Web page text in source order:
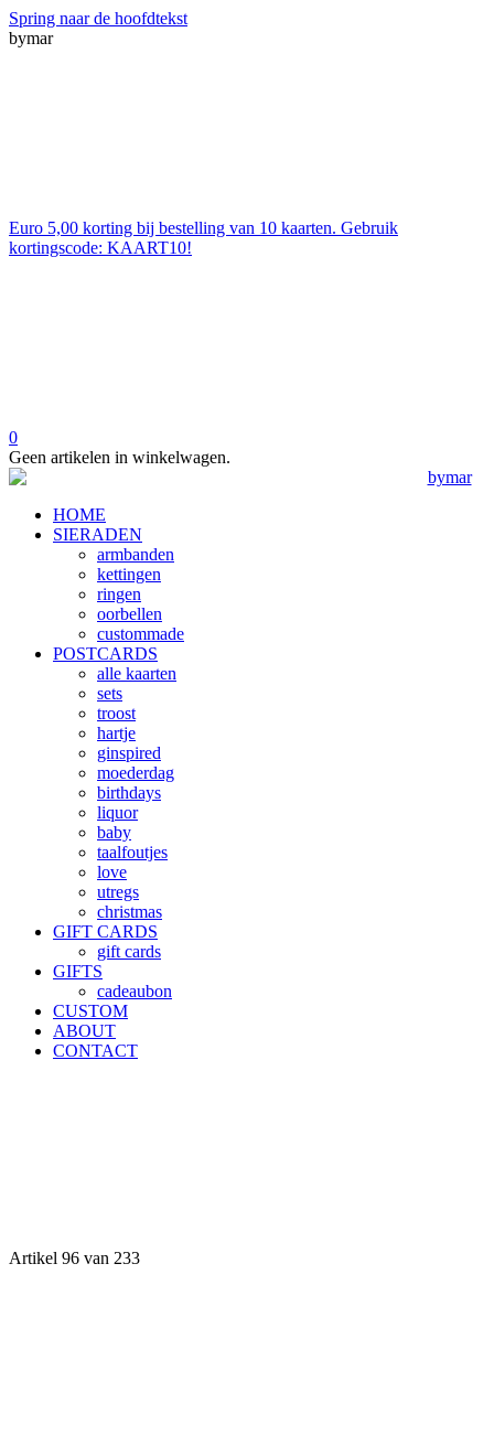
Spring naar de hoofdtekst
bymar
Euro 5,00 korting bij bestelling van 10 kaarten. Gebruik
kortingscode: KAART10!
0
Geen artikelen in winkelwagen.
HOME
SIERADEN
armbanden
kettingen
ringen
oorbellen
custommade
POSTCARDS
alle kaarten
sets
troost
hartje
ginspired
moederdag
birthdays
liquor
baby
taalfoutjes
love
utregs
christmas
GIFT CARDS
gift cards
GIFTS
cadeaubon
CUSTOM
ABOUT
CONTACT
Artikel 96 van 233